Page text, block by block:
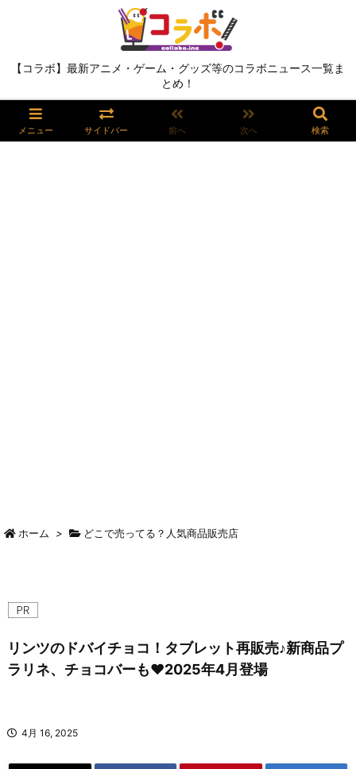
【コラボ】最新アニメ・ゲーム・グッズ等のコラボニュース一覧ま
とめ！
メニュー サイドバー 前へ 次へ 検索
ホーム > どこで売ってる？人気商品販売店
リンツのドバイチョコ！タブレット再販売♪新商品プ
ラリネ、チョコバーも♥2025年4月登場
4月 16, 2025